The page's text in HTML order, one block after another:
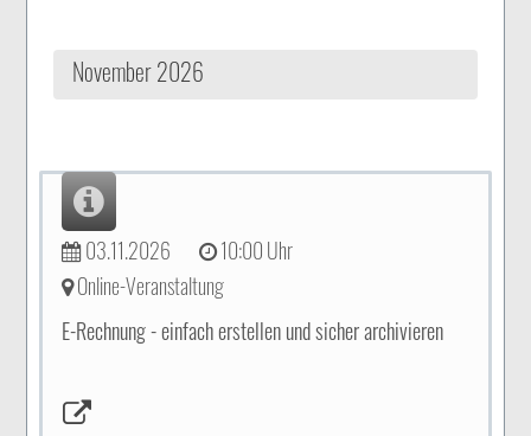
November 2026
03.11.2026 10:00 Uhr
Online-Veranstaltung
E-Rechnung - einfach erstellen und sicher archivieren